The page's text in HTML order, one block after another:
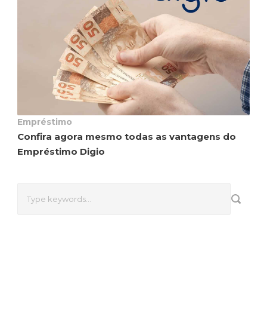
Empréstimo
Confira agora mesmo todas as vantagens do
Empréstimo Digio